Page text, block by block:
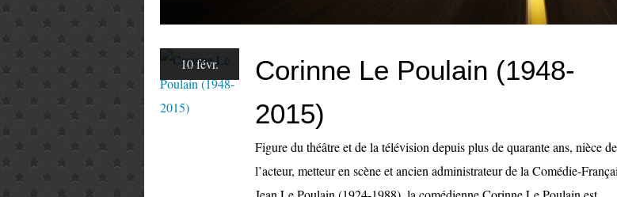
10 févr.
Corinne Le Poulain (1948-
2015)
Figure du théâtre et de la télévision depuis plus de quarante ans, nièce de
l’acteur, metteur en scène et ancien administrateur de la Comédie-